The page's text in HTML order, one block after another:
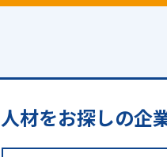
人材をお探しの企